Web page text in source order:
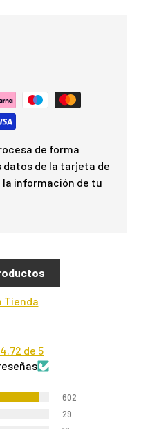
de forma
datos de la tarjeta de
información de tu
Tienda
4.72 de 5
602
29